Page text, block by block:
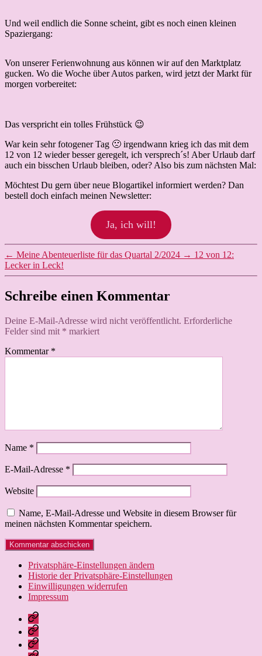
Und weil endlich die Sonne scheint, gibt es noch einen kleinen
Spaziergang:
Von unserer Ferienwohnung aus können wir auf den Marktplatz
gucken. Wo die Woche über Autos parken, wird jetzt der Markt für
morgen vorbereitet:
Das verspricht ein tolles Frühstück 😉
War kein sehr fotogener Tag 🙁 irgendwann krieg ich das mit dem
12 von 12 wieder besser geregelt, ich versprech´s! Aber Urlaub darf
auch ein bisschen Urlaub bleiben, oder? Also bis zum nächsten Mal:
Möchtest Du gern über neue Blogartikel informiert werden? Dan
bestell doch einfach meinen Newsletter:
Ja, ich will!
← Meine Abenteuerliste für das Quartal 2/2024 → 12 von 12:
Lecker in Leck!
Schreibe einen Kommentar
Deine E-Mail-Adresse wird nicht veröffentlicht. Erforderliche
Felder sind mit * markiert
Kommentar *
Name *
E-Mail-Adresse *
Website
Name, E-Mail-Adresse und Website in diesem Browser für
meinen nächsten Kommentar speichern.
Privatsphäre-Einstellungen ändern
Historie der Privatsphäre-Einstellungen
Einwilligungen widerrufen
Impressum
Nissebarns
Blog:
kreativ
unterwegs
Nissebarn
geniesst:
Alles,
Nissebarns
Urlaubär: